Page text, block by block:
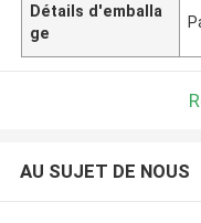
Détails d'emballa
ge
AU SUJET DE NOUS